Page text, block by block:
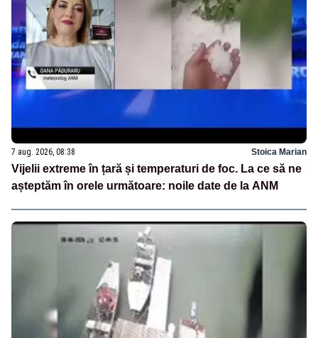
7 aug. 2026, 08:38 Stoica Marian
Vijelii extreme în țară și temperaturi de foc. La ce să ne
așteptăm în orele următoare: noile date de la ANM